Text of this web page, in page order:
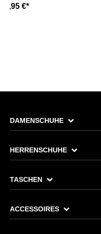
12,95 €*
DAMENSCHUHE
HERRENSCHUHE
TASCHEN
ACCESSOIRES